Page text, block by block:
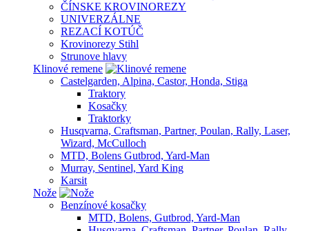
ČÍNSKE KROVINOREZY
UNIVERZÁLNE
REZACÍ KOTÚČ
Krovinorezy Stihl
Strunove hlavy
Klinové remene
Castelgarden, Alpina, Castor, Honda, Stiga
Traktory
Kosačky
Traktorky
Husqvarna, Craftsman, Partner, Poulan, Rally, Laser,
Wizard, McCulloch
MTD, Bolens Gutbrod, Yard-Man
Murray, Sentinel, Yard King
Karsit
Nože
Benzínové kosačky
MTD, Bolens, Gutbrod, Yard-Man